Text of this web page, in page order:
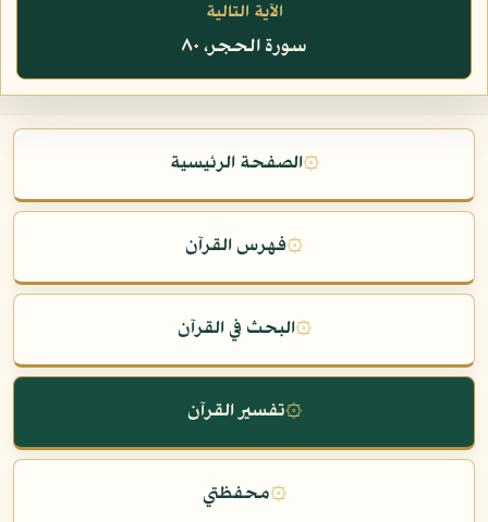
الآية التالية
سورة الحجر، ٨٠
۞الصفحة الرئيسية
۞فهرس القرآن
۞البحث في القرآن
۞تفسير القرآن
۞محفظتي